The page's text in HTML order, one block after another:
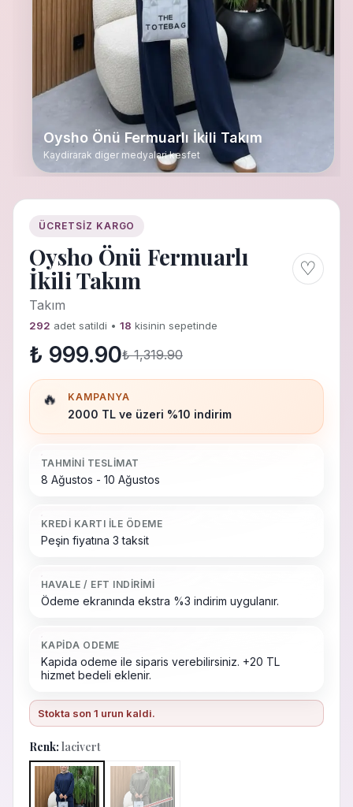
Oysho Önü Fermuarlı İkili Takım
Kaydirarak diger medyalari kesfet
ÜCRETSIZ KARGO
Oysho Önü Fermuarlı
İkili Takım
♡
Takım
292 adet satildi • 18 kisinin sepetinde
₺ 999.90₺ 1,319.90
🔥 KAMPANYA
2000 TL ve üzeri %10 indirim
TAHMINI TESLIMAT
8 Ağustos - 10 Ağustos
KREDI KARTI ILE ÖDEME
Peşin fiyatına 3 taksit
HAVALE / EFT INDIRIMI
Ödeme ekranında ekstra %3 indirim uygulanır.
KAPIDA ODEME
Kapida odeme ile siparis verebilirsiniz. +20 TL
hizmet bedeli eklenir.
Stokta son 1 urun kaldi.
Renk: lacivert